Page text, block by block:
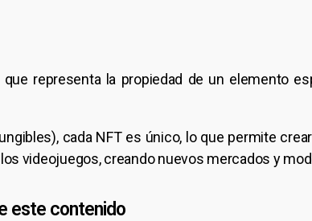
que representa la propiedad de un elemento
cada NFT es único, lo que permite
videojuegos, creando nuevos mercados y
este contenido